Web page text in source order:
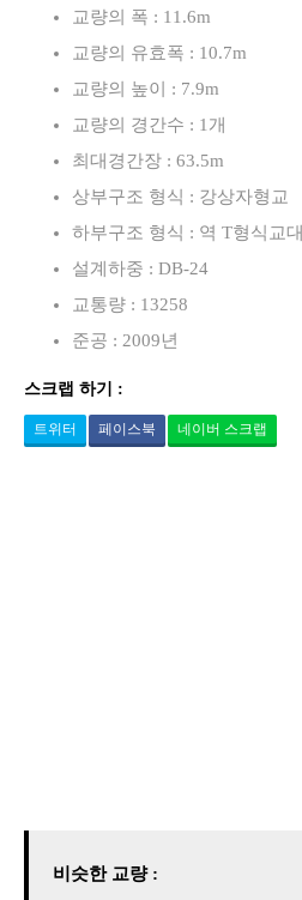
교량의 폭 : 11.6m
교량의 유효폭 : 10.7m
교량의 높이 : 7.9m
교량의 경간수 : 1개
최대경간장 : 63.5m
상부구조 형식 : 강상자형교
하부구조 형식 : 역 T형식교대
설계하중 : DB-24
교통량 : 13258
준공 : 2009년
스크랩 하기 :
트위터 페이스북 네이버 스크랩
비슷한 교량 :